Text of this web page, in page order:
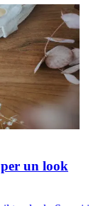
per un look